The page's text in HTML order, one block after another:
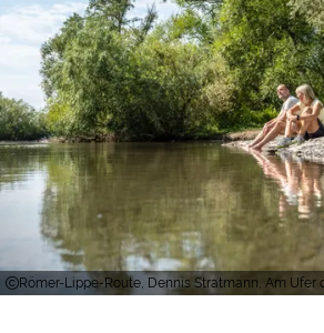
Römer-Lippe-Route, Dennis Stratmann, Am